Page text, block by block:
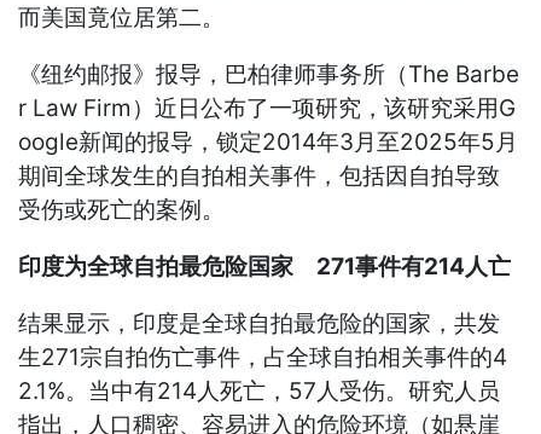
而美国竟位居第二。
《纽约邮报》报导，巴柏律师事务所（The Barbe
r Law Firm）近日公布了一项研究，该研究采用G
oogle新闻的报导，锁定2014年3月至2025年5月
期间全球发生的自拍相关事件，包括因自拍导致
受伤或死亡的案例。
印度为全球自拍最危险国家 271事件有214人亡
结果显示，印度是全球自拍最危险的国家，共发
生271宗自拍伤亡事件，占全球自拍相关事件的4
2.1%。当中有214人死亡，57人受伤。研究人员
指出，人口稠密、容易进入的危险环境（如悬崖